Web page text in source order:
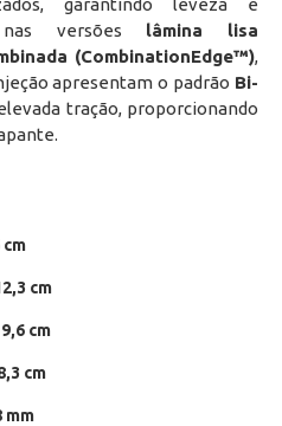
garantindo leveza e
nas versões lâmina lisa
(CombinationEdge™),
apresentam o padrão Bi-
tração, proporcionando
cm
cm
9,6 cm
cm
mm